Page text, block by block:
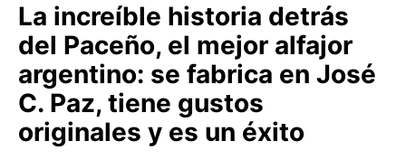
BUENOS AIRES
PROVINCIAS
La increíble historia detrás
del Paceño, el mejor alfajor
argentino: se fabrica en José
C. Paz, tiene gustos
originales y es un éxito